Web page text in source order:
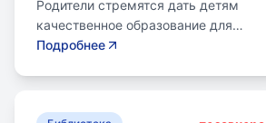
Родители стремятся дать детям
качественное образование для
лучшего будущего. Обучение по
Подробнее